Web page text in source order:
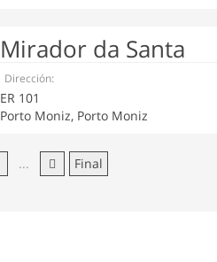
Mirador da Santa
Dirección:
ER 101
Porto Moniz, Porto Moniz
... Final